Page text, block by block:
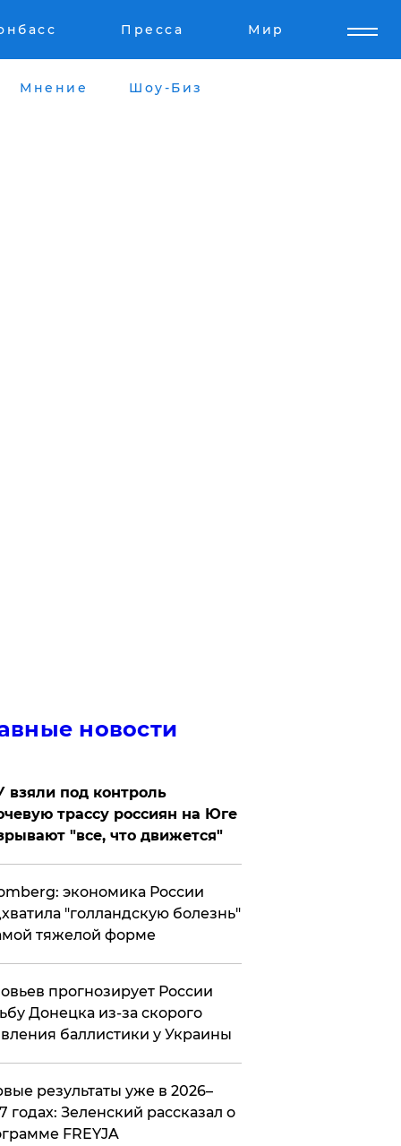
Пресса Мир
Мнение Шоу-Биз
новости
взяли под контроль
трассу россиян на Юге
"все, что движется"
экономика России
"голландскую болезнь"
тяжелой форме
прогнозирует России
Донецка из-за скорого
баллистики у Украины
результаты уже в 2026–
годах: Зеленский рассказал о
FREYJA